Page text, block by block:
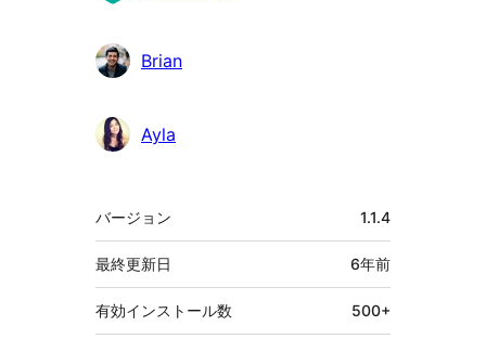
者
Brian
Ayla
メ
タ
バージョン 1.1.4
最終更新日 6年前
有効インストール数 500+